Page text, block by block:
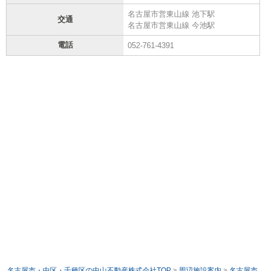
交通
名古屋市営東山線 池下駅
名古屋市営東山線 今池駅
電話 052-761-4391